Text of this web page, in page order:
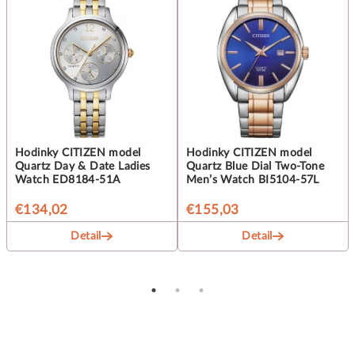
Hodinky CITIZEN model
Quartz Day & Date Ladies
Watch ED8184-51A
€134,02
Detail
Hodinky CITIZEN model
Quartz Blue Dial Two-Tone
Men’s Watch BI5104-57L
€155,03
Detail